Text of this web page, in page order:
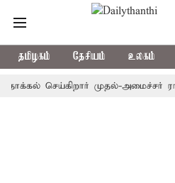
தமிழகம் தேசியம் உலகம்
செய்கிறார் முதல்-அமைச்சர் ரங்கசாமி